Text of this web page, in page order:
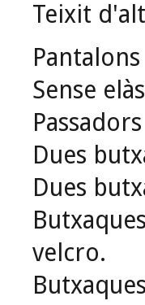
Teixit
Sense
Dues
Dues
velcro.